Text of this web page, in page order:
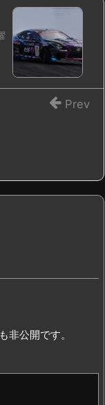
Prev
非公開です。